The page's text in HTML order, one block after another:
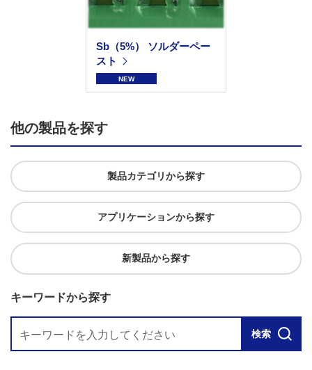
Sb（5%） ソルダーペー
スト
NEW
他の製品を探す
製品カテゴリから探す
アプリケーションから探す
新製品から探す
キーワードから探す
検索